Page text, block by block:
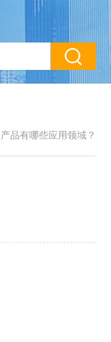
品有哪些应用领域？